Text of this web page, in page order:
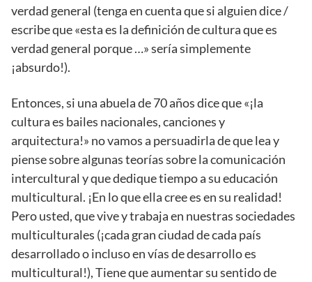
verdad general (tenga en cuenta que si alguien dice /
escribe que «esta es la definición de cultura que es
verdad general porque …» sería simplemente
¡absurdo!).
Entonces, si una abuela de 70 años dice que «¡la
cultura es bailes nacionales, canciones y
arquitectura!» no vamos a persuadirla de que lea y
piense sobre algunas teorías sobre la comunicación
intercultural y que dedique tiempo a su educación
multicultural. ¡En lo que ella cree es en su realidad!
Pero usted, que vive y trabaja en nuestras sociedades
multiculturales (¡cada gran ciudad de cada país
desarrollado o incluso en vías de desarrollo es
multicultural!), Tiene que aumentar su sentido de